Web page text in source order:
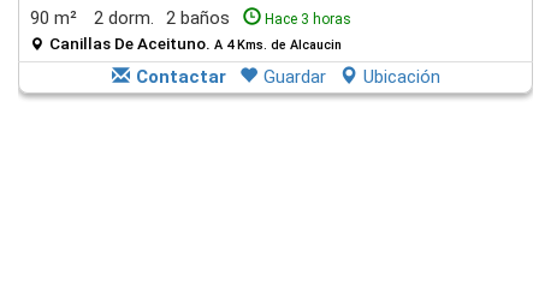
90 m² 2 dorm. 2 baños Hace 3 horas
Canillas De Aceituno. A 4 Kms. de Alcaucin
Contactar Guardar Ubicación